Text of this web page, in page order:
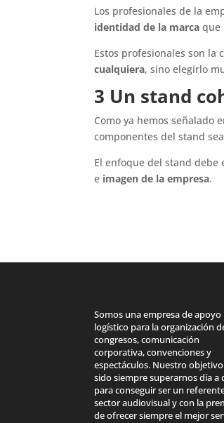
Los profesionales de la
identidad de la marca que
Estos profesionales son la
cualquiera, sino elegirlo
3 Un stand
Como ya hemos señalado
componentes del stand
El enfoque del stand debe
e imagen de la empresa.
Somos una empresa de apoyo
logístico para la organización
congresos, comunicación
corporativa, convenciones y
espectáculos. Nuestro
sido siempre superarnos día a
para conseguir ser un
sector audiovisual y con la
de ofrecer siempre el mejor